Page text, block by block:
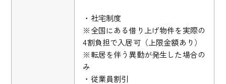
・社宅制度
※全国にある借り上げ物件を実際の
4割負担で入居可（上限金額あり）
※転居を伴う異動が発生した場合の
み
・従業員割引